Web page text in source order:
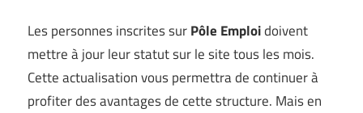
Les personnes inscrites surPôle Emploidoivent
mettre à jour leur statut sur le site tous les mois.
Cette actualisation vous permettra de continuer à
profiter des avantages de cette structure. Mais en